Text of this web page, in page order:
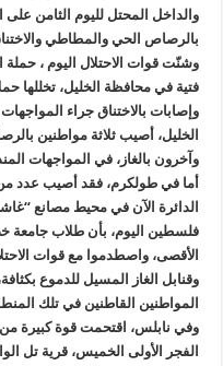
والداخل المحتل لليوم الثامن
بالرصاص الحي والمطاطي
فتية في محافظة الخليل، تخللها
وإصابات بالاختناق جراء
الخليل، أصيب ثلاثة مواطنين
وآخرون بالغاز، في المواجهات
أما في طولكرم، فقد أصيب عدد من
الدائرة الآن في محيط مصانع
فلسطين اليوم، بأن طلاب جامعة
الأقصى، واصطدموا مع قوات
وقنابل الغاز المسيل للدموع
المواطنين القاطنين في تلك
وفي نابلس، اقتحمت قوة كبيرة
الفجر الأولى الخميس، قرية تل